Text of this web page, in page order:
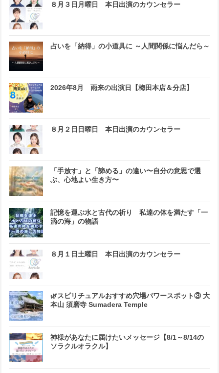
８月３日月曜日 本日出演のカウンセラー
占いを「納得」の小道具に ～人間関係に悩んだら～
2026年8月 雨来の出演日【梅田本店＆分店】
８月２日日曜日 本日出演のカウンセラー
「手放す」と「諦める」の違い〜自分の意思で選
ぶ、心地よい生き方〜
記憶を運ぶ水と古代の祈り 私達の体を満たす「一
滴の海」の物語
８月１日土曜日 本日出演のカウンセラー
🌿スピリチュアルおすすめ穴場パワースポット③ 大
本山 須磨寺 Sumadera Temple
神様があなたに届けたいメッセージ【8/1～8/14の
ソラクルオラクル】